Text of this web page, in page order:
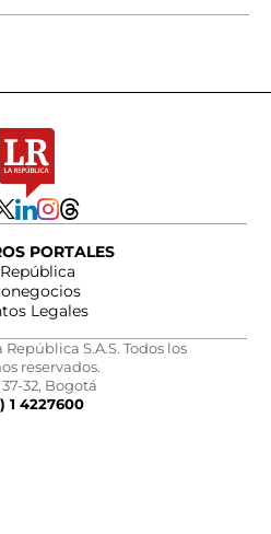
PORTALES
Legales
S.A.S. Todos los
reservados.
37-32, Bogotá
1 4227600